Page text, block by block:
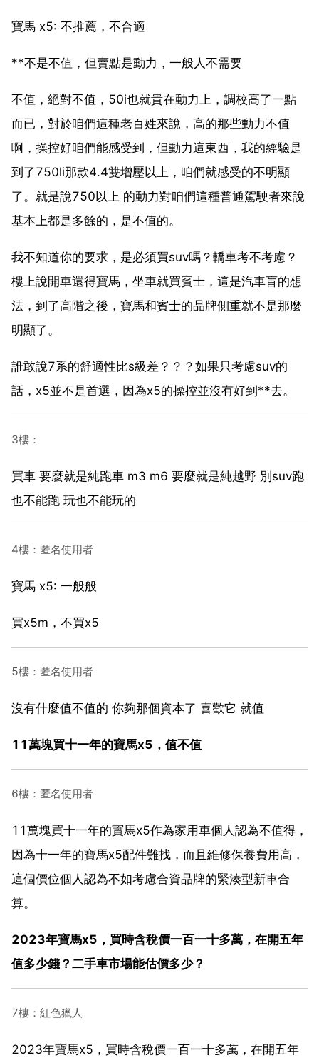
寶馬 x5: 不推薦，不合適
**不是不值，但賣點是動力，一般人不需要
不值，絕對不值，50i也就貴在動力上，調校高了一點
而已，對於咱們這種老百姓來說，高的那些動力不值
啊，操控好咱們能感受到，但動力這東西，我的經驗是
到了750li那款4.4雙增壓以上，咱們就感受的不明顯
了。就是說750以上 的動力對咱們這種普通駕駛者來說
基本上都是多餘的，是不值的。
我不知道你的要求，是必須買suv嗎？轎車考不考慮？
樓上說開車還得寶馬，坐車就買賓士，這是汽車盲的想
法，到了高階之後，寶馬和賓士的品牌側重就不是那麼
明顯了。
誰敢說7系的舒適性比s級差？？？如果只考慮suv的
話，x5並不是首選，因為x5的操控並沒有好到**去。
3樓：
買車 要麼就是純跑車 m3 m6 要麼就是純越野 別suv跑
也不能跑 玩也不能玩的
4樓：匿名使用者
寶馬 x5: 一般般
買x5m，不買x5
5樓：匿名使用者
沒有什麼值不值的 你夠那個資本了 喜歡它 就值
11萬塊買十一年的寶馬x5，值不值
6樓：匿名使用者
11萬塊買十一年的寶馬x5作為家用車個人認為不值得，
因為十一年的寶馬x5配件難找，而且維修保養費用高，
這個價位個人認為不如考慮合資品牌的緊湊型新車合
算。
2023年寶馬x5，買時含稅價一百一十多萬，在開五年
值多少錢？二手車市場能估價多少？
7樓：紅色獵人
2023年寶馬x5，買時含稅價一百一十多萬，在開五年